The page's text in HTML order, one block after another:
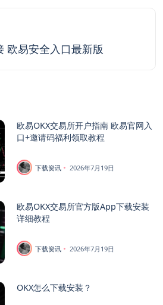
欧易安全入口最新版
欧易OKX交易所开户指南 欧易官网入
口+邀请码福利领取教程
下载资讯 2026年7月19日
欧易OKX交易所官方版App下载安装
详细教程
下载资讯 2026年7月19日
OKX怎么下载安装？